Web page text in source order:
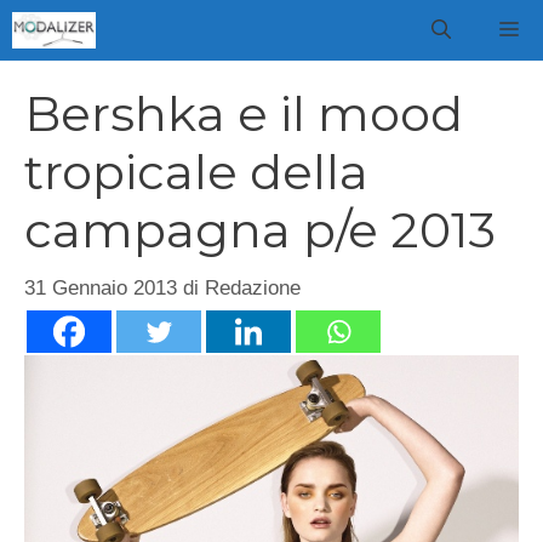
Vai
al
Bershka e il mood
tropicale della
campagna p/e 2013
31 Gennaio 2013 di Redazione